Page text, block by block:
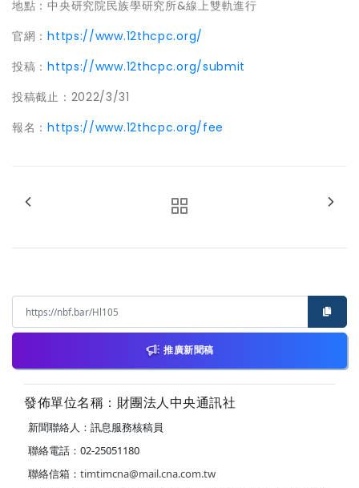
地點：中央研究院民族學研究所&線上雙軌進行
官網：https://www.12thcpc.org/
投稿：https://www.12thcpc.org/submit
投稿截止：2022/3/31
報名：https://www.12thcpc.org/fee
推廣新聞稿
發佈單位名稱：財團法人中央通訊社
新聞聯絡人：訊息服務核稿員
聯絡電話：02-25051180
聯絡信箱： timtimcna@mail.cna.com.tw